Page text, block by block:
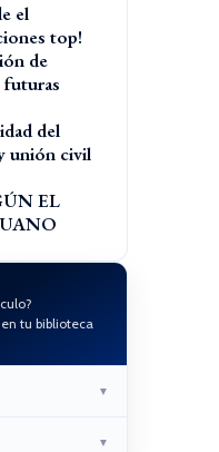
el
top!
de
del
unión civil
EL
tu biblioteca
▼
▼